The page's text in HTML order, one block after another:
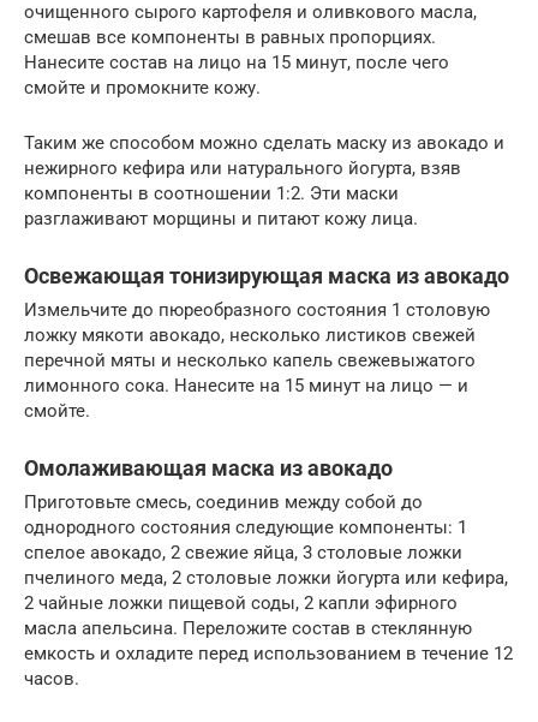
очищенного сырого картофеля и оливкового масла,
смешав все компоненты в равных пропорциях.
Нанесите состав на лицо на 15 минут, после чего
смойте и промокните кожу.
Таким же способом можно сделать маску из авокадо и
нежирного кефира или натурального йогурта, взяв
компоненты в соотношении 1:2. Эти маски
разглаживают морщины и питают кожу лица.
Освежающая тонизирующая маска из авокадо
Измельчите до пюреобразного состояния 1 столовую
ложку мякоти авокадо, несколько листиков свежей
перечной мяты и несколько капель свежевыжатого
лимонного сока. Нанесите на 15 минут на лицо — и
смойте.
Омолаживающая маска из авокадо
Приготовьте смесь, соединив между собой до
однородного состояния следующие компоненты: 1
спелое авокадо, 2 свежие яйца, 3 столовые ложки
пчелиного меда, 2 столовые ложки йогурта или кефира,
2 чайные ложки пищевой соды, 2 капли эфирного
масла апельсина. Переложите состав в стеклянную
емкость и охладите перед использованием в течение 12
часов.